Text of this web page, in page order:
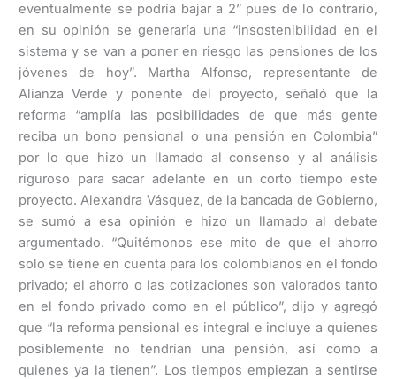
eventualmente se podría bajar a 2” pues de lo contrario,
en su opinión se generaría una “insostenibilidad en el
sistema y se van a poner en riesgo las pensiones de los
jóvenes de hoy”. Martha Alfonso, representante de
Alianza Verde y ponente del proyecto, señaló que la
reforma “amplía las posibilidades de que más gente
reciba un bono pensional o una pensión en Colombia”
por lo que hizo un llamado al consenso y al análisis
riguroso para sacar adelante en un corto tiempo este
proyecto. Alexandra Vásquez, de la bancada de Gobierno,
se sumó a esa opinión e hizo un llamado al debate
argumentado. “Quitémonos ese mito de que el ahorro
solo se tiene en cuenta para los colombianos en el fondo
privado; el ahorro o las cotizaciones son valorados tanto
en el fondo privado como en el público”, dijo y agregó
que “la reforma pensional es integral e incluye a quienes
posiblemente no tendrían una pensión, así como a
quienes ya la tienen”. Los tiempos empiezan a sentirse